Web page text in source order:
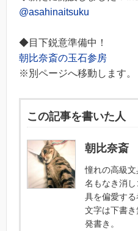
@asahinaitsuku
◆目下鋭意準備中！
朝比奈斎の玉石参房
※別ページへ移動します。
この記事を書いた人
朝比奈斎
憧れの高級
名もなき消
具を偏愛する
文字は下書
発書き。